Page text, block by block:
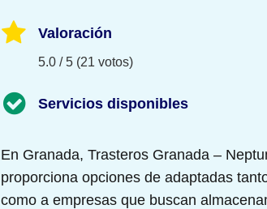
Valoración
5.0 / 5 (21 votos)
Servicios disponibles
En Granada, Trasteros Granada –
proporciona opciones de adaptadas
como a empresas que buscan